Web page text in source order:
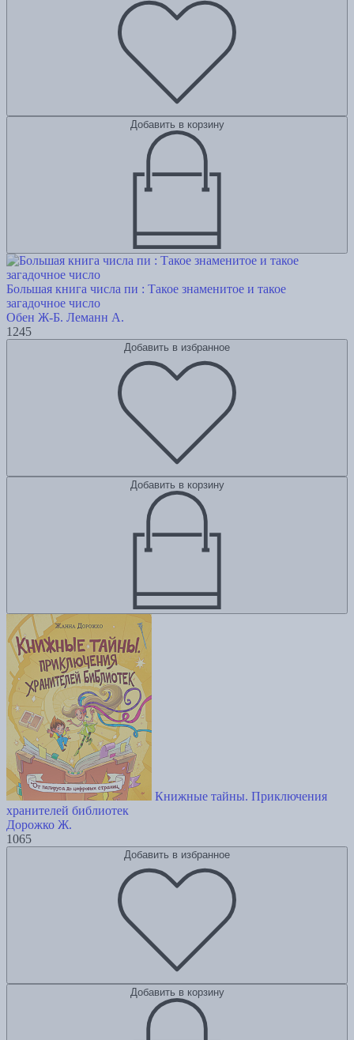
Добавить в корзину
Большая книга числа пи : Такое знаменитое и такое
загадочное число
Обен Ж-Б. Леманн А.
1245
Добавить в избранное
Добавить в корзину
Книжные тайны. Приключения
хранителей библиотек
Дорожко Ж.
1065
Добавить в избранное
Добавить в корзину